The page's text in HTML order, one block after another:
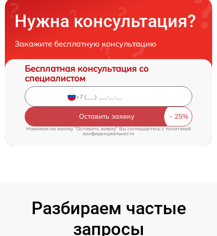
Нужна консультация?
Закажите бесплатную консультацию
Бесплатная консультация со
специалистом
Оставить заявку
Нажимая на кнопку "Оставить заявку" Вы соглашаетесь cполитикой
конфиденциальности
Разбираем частые
запросы